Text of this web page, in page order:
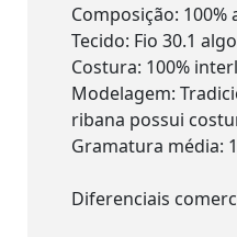
Composição:
Tecido: Fio 30.1
Costura: 100%
Modelagem:
ribana possui
Gramatura média:
Diferenciais